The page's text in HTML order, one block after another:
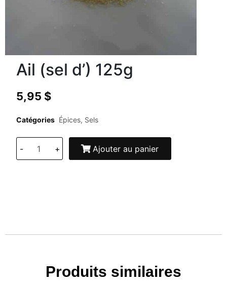
Ail (sel d’) 125g
5,95 $
Catégories Épices, Sels
- + Ajouter au panier
Produits similaires